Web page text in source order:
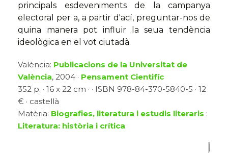
principals esdeveniments de la campanya
electoral per a, a partir d'ací, preguntar-nos de
quina manera pot influir la seua tendència
ideològica en el vot ciutadà.
València: Publicacions de la Universitat de
València, 2004 · Pensament Cientifíc
352 p. · 16 x 22 cm · · ISBN 978-84-370-5840-5 · 12
€ · castellà
Matèria: Biografies, literatura i estudis literaris :
Literatura: història i crítica